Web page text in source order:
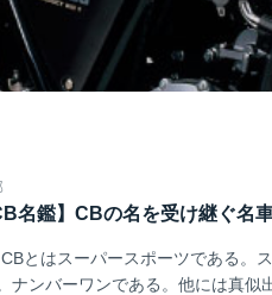
名鑑】CBの名を受け継ぐ名
とはスーパースポーツである。
ナンバーワンである。他には真